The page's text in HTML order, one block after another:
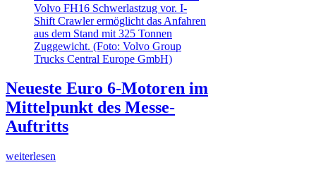
Neueste Euro 6-Motoren im
Mittelpunkt des Messe-
Auftritts
weiterlesen